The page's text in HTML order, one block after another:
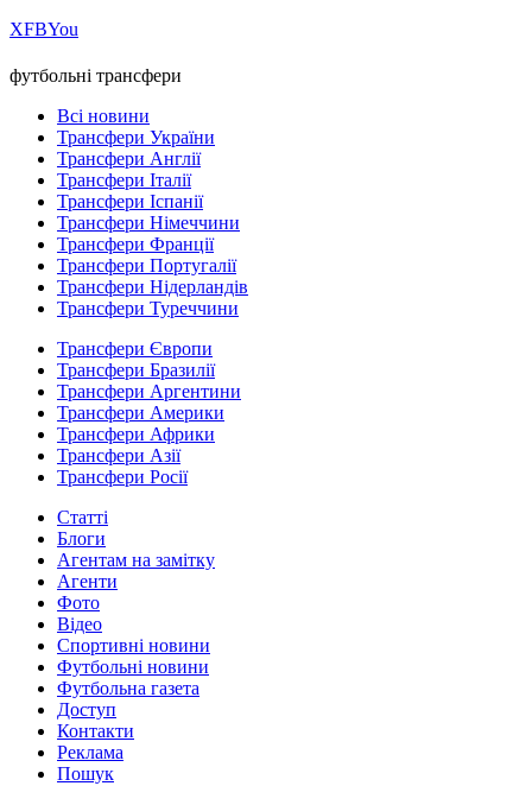
ХFBYou
футбольні трансфери
Всі новини
Трансфери України
Трансфери Англії
Трансфери Італії
Трансфери Іспанії
Трансфери Німеччини
Трансфери Франції
Трансфери Португалії
Трансфери Нідерландів
Трансфери Туреччини
Трансфери Європи
Трансфери Бразилії
Трансфери Аргентини
Трансфери Америки
Трансфери Африки
Трансфери Азії
Трансфери Росії
Статті
Блоги
Агентам на замітку
Агенти
Фото
Відео
Спортивні новини
Футбольні новини
Футбольна газета
Доступ
Контакти
Реклама
Пошук